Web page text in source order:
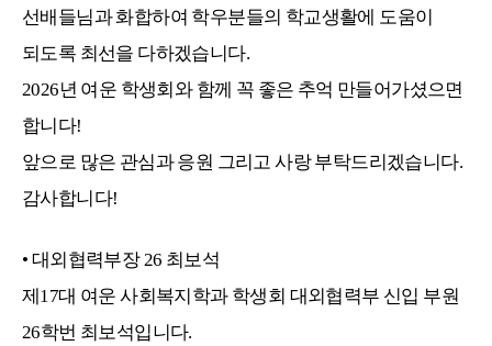
선배들님과 화합하여 학우분들의 학교생활에 도움이
되도록 최선을 다하겠습니다.
2026년 여운 학생회와 함께 꼭 좋은 추억 만들어가셨으면
합니다!
앞으로 많은 관심과 응원 그리고 사랑 부탁드리겠습니다.
감사합니다!
• 대외협력부장26 최보석
제17대 여운 사회복지학과 학생회 대외협력부 신입 부원
26학번 최보석입니다.